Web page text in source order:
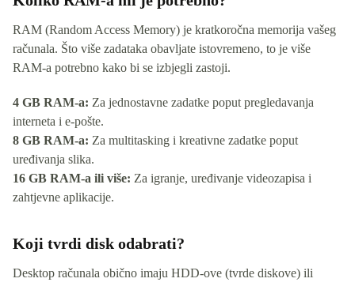
RAM (Random Access Memory) je kratkoročna memorija vašeg
računala. Što više zadataka obavljate istovremeno, to je više
RAM-a potrebno kako bi se izbjegli zastoji.
4 GB RAM-a: Za jednostavne zadatke poput pregledavanja
interneta i e-pošte.
8 GB RAM-a: Za multitasking i kreativne zadatke poput
uređivanja slika.
16 GB RAM-a ili više: Za igranje, uređivanje videozapisa i
zahtjevne aplikacije.
Koji tvrdi disk odabrati?
Desktop računala obično imaju HDD-ove (tvrde diskove) ili